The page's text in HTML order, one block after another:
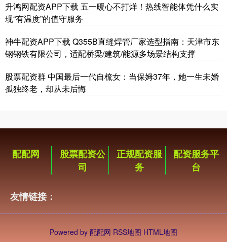
升鸿网配资APP下载 五一暖心不打烊！热线智能体凭什么实
现“有温度”的值守服务
神牛配资APP下载 Q355B直缝焊管厂家选型指南：天津市东
钢钢铁有限公司，适配桥梁/建筑/能源多场景结构支撑
股票配资群 中国最后一代自梳女：当保姆37年，她一生未婚
孤独终老，却从未后悔
配配网
股票配资公
司
正规配资服
务
配资服务平
台
友情链接：
Powered by 配配网 RSS地图 HTML地图